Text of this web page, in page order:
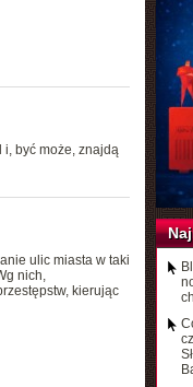
być może, znajdą
ulic miasta w taki
nich,
kierując